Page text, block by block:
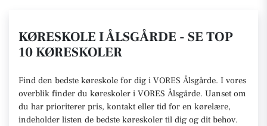
KØRESKOLE I ÅLSGÅRDE - SE TOP
10 KØRESKOLER
Find den bedste køreskole for dig i VORES Ålsgårde. I vores
overblik finder du køreskoler i VORES Ålsgårde. Uanset om
du har prioriterer pris, kontakt eller tid for en kørelære,
indeholder listen de bedste køreskoler til dig og dit behov.